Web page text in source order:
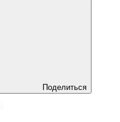
Поделиться